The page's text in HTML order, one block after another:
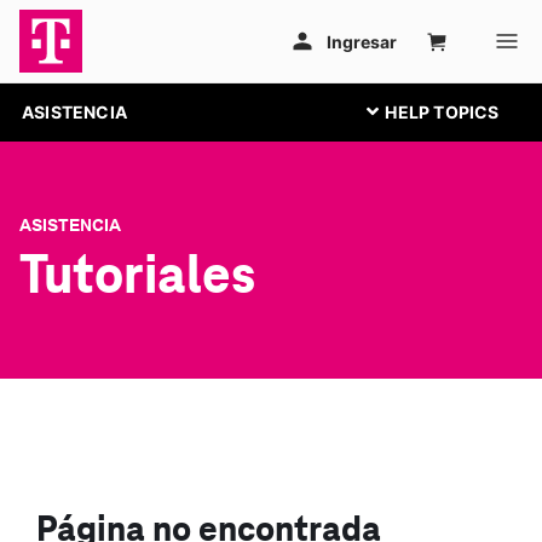
ASISTENCIA
ASISTENCIA
Tutoriales